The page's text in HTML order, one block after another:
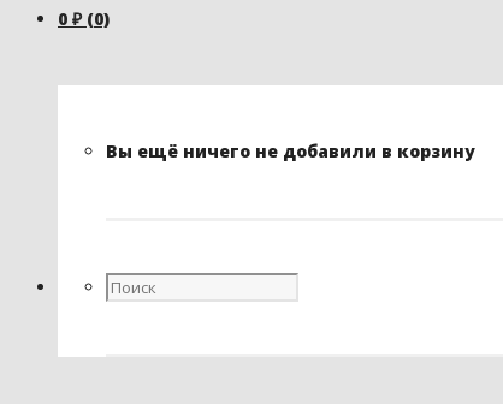
0 ₽(0)
Вы ещё ничего не добавили в корзину